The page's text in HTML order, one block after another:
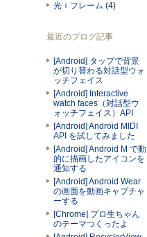
光ｉフレーム (4)
最近のブログ記事
[Android] タップで背景
が切り替わる対話型ウォ
ッチフェイス
[Android] Interactive
watch faces（対話型ウ
ォッチフェイス）API
[Android] Android MIDI
API を試してみました
[Android] Android M で動
的に描画したアイコンを
通知する
[Android] Android Wear
の画面を動画キャプチャ
ーする
[Chrome] プロ生ちゃん
のテーマつくったよ